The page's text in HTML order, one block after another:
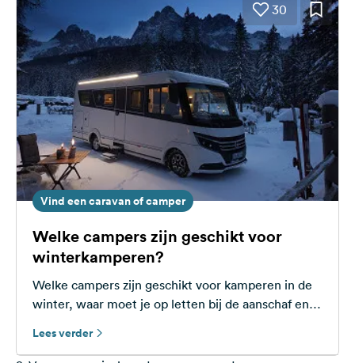
30
Vind een caravan of camper
Welke campers zijn geschikt voor
winterkamperen?
Welke campers zijn geschikt voor kamperen in de
winter, waar moet je op letten bij de aanschaf en
wanneer winterhard?
Lees verder